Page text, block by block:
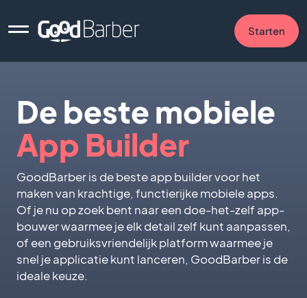
Starten
De beste mobiele
App Builder
GoodBarber is de beste app builder voor het
maken van krachtige, functierijke mobiele apps.
Of je nu op zoek bent naar een doe-het-zelf app-
bouwer waarmee je elk detail zelf kunt aanpassen,
of een gebruiksvriendelijk platform waarmee je
snel je applicatie kunt lanceren, GoodBarber is de
ideale keuze.